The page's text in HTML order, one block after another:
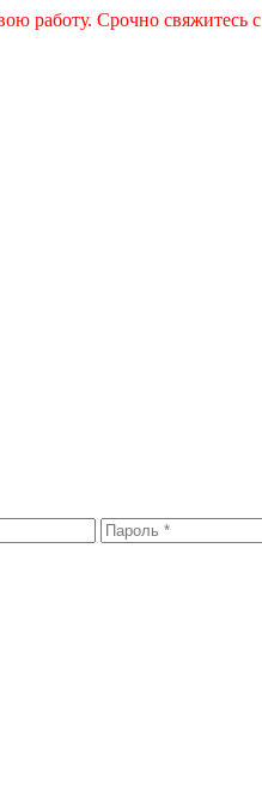
работу. Срочно свяжитесь с